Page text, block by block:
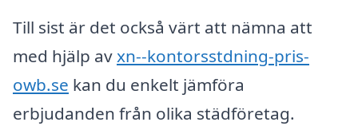
Till sist är det också värt att nämna att
med hjälp avxn--kontorsstdning-pris-
owb.se kan du enkelt jämföra
erbjudanden från olika städföretag.